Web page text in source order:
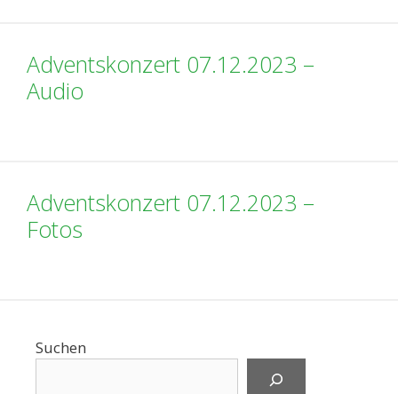
Adventskonzert 07.12.2023 –
Audio
Adventskonzert 07.12.2023 –
Fotos
Suchen